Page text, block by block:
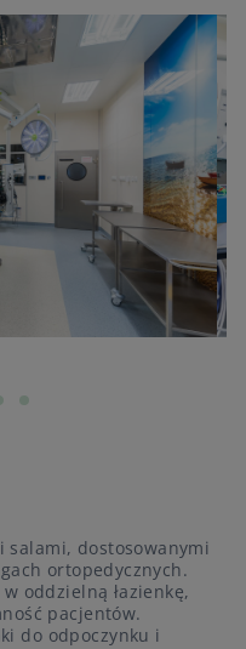
salami, dostosowanymi
ortopedycznych.
oddzielną łazienkę,
pacjentów.
do odpoczynku i